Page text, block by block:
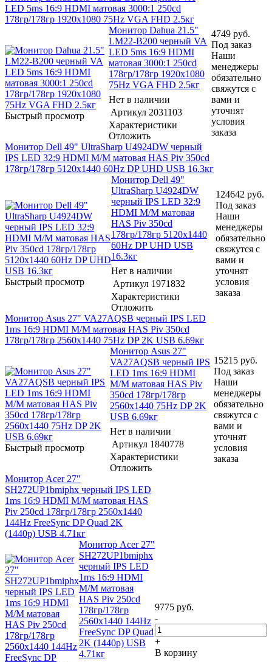
LED 5ms 16:9 HDMI матовая 3000:1 250cd
178гр/178гр 1920x1080 75Hz VGA FHD 2.5кг
Быстрый просмотр
Монитор Dahua 21.5"
LM22-B200 черный VA
LED 5ms 16:9 HDMI
матовая 3000:1 250cd
178гр/178гр 1920x1080
75Hz VGA FHD 2.5кг
Нет в наличии
Артикул 2031103
Характеристики
Отложить
4749 руб.
Под заказ
Наши
менеджеры
обязательно
свяжутся с
вами и
уточнят
условия
заказа
Монитор Dell 49" UltraSharp U4924DW черный
IPS LED 32:9 HDMI M/M матовая HAS Piv 350cd
178гр/178гр 5120x1440 60Hz DP UHD USB 16.3кг
Быстрый просмотр
Монитор Dell 49"
UltraSharp U4924DW
черный IPS LED 32:9
HDMI M/M матовая
HAS Piv 350cd
178гр/178гр 5120x1440
60Hz DP UHD USB
16.3кг
Нет в наличии
Артикул 1971832
Характеристики
Отложить
124642 руб.
Под заказ
Наши
менеджеры
обязательно
свяжутся с
вами и
уточнят
условия
заказа
Монитор Asus 27" VA27AQSB черный IPS LED
1ms 16:9 HDMI M/M матовая HAS Piv 350cd
178гр/178гр 2560x1440 75Hz DP 2K USB 6.69кг
Быстрый просмотр
Монитор Asus 27"
VA27AQSB черный IPS
LED 1ms 16:9 HDMI
M/M матовая HAS Piv
350cd 178гр/178гр
2560x1440 75Hz DP 2K
USB 6.69кг
Нет в наличии
Артикул 1840778
Характеристики
Отложить
15215 руб.
Под заказ
Наши
менеджеры
обязательно
свяжутся с
вами и
уточнят
условия
заказа
Монитор Acer 27"
SH272UP1bmiphx черный IPS LED
1ms 16:9 HDMI M/M матовая HAS
Piv 250cd 178гр/178гр 2560x1440
144Hz FreeSync DP Quad 2K
(1440p) USB 4.71кг
Монитор Acer 27"
SH272UP1bmiphx
черный IPS LED
1ms 16:9 HDMI
M/M матовая
HAS Piv 250cd
178гр/178гр
2560x1440 144Hz
FreeSync DP Quad
2K (1440p) USB
4.71кг
9775 руб.
-
+
В корзину